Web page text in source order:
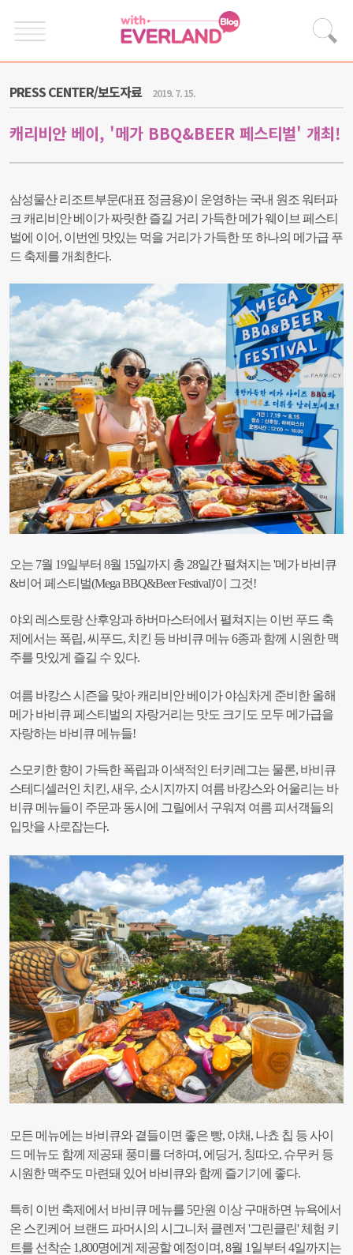
PRESS CENTER/보도자료 2019. 7. 15.
캐리비안 베이, '메가 BBQ&BEER 페스티벌' 개최!
삼성물산 리조트부문(대표 정금용)이 운영하는 국내 원조 워터파
크 캐리비안 베이가 짜릿한 즐길 거리 가득한 메가 웨이브 페스티
벌에 이어, 이번엔 맛있는 먹을 거리가 가득한 또 하나의 메가급 푸
드 축제를 개최한다.
오는 7월 19일부터 8월 15일까지 총 28일간 펼쳐지는 '메가 바비큐
&비어 페스티벌(Mega BBQ&Beer Festival)'이 그것!
야외 레스토랑 산후앙과 하버마스터에서 펼쳐지는 이번 푸드 축
제에서는 폭립, 씨푸드, 치킨 등 바비큐 메뉴 6종과 함께 시원한 맥
주를 맛있게 즐길 수 있다.
여름 바캉스 시즌을 맞아 캐리비안 베이가 야심차게 준비한 올해
메가 바비큐 페스티벌의 자랑거리는 맛도 크기도 모두 메가급을
자랑하는 바비큐 메뉴들!
스모키한 향이 가득한 폭립과 이색적인 터키레그는 물론, 바비큐
스테디셀러인 치킨, 새우, 소시지까지 여름 바캉스와 어울리는 바
비큐 메뉴들이 주문과 동시에 그릴에서 구워져 여름 피서객들의
입맛을 사로잡는다.
모든 메뉴에는 바비큐와 곁들이면 좋은 빵, 야채, 나쵸 칩 등 사이
드 메뉴도 함께 제공돼 풍미를 더하며, 에딩거, 칭따오, 슈무커 등
시원한 맥주도 마련돼 있어 바비큐와 함께 즐기기에 좋다.
특히 이번 축제에서 바비큐 메뉴를 5만원 이상 구매하면 뉴욕에서
온 스킨케어 브랜드 파머시의 시그니처 클렌저 '그린클린' 체험 키
트를 선착순 1,800명에게 제공할 예정이며, 8월 1일부터 4일까지는